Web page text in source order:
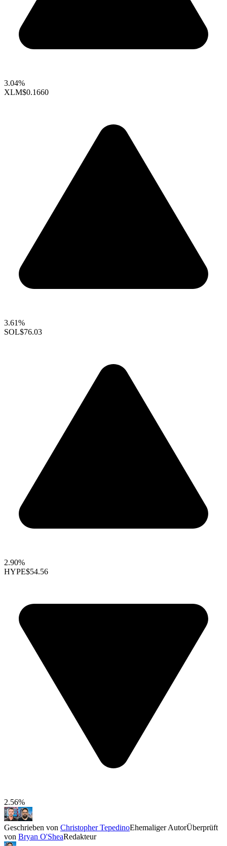
3.04%
XLM$0.1660
3.61%
SOL$76.03
2.90%
HYPE$54.56
2.56%
Geschrieben von Christopher TepedinoEhemaliger AutorÜberprüft
von Bryan O'SheaRedakteur